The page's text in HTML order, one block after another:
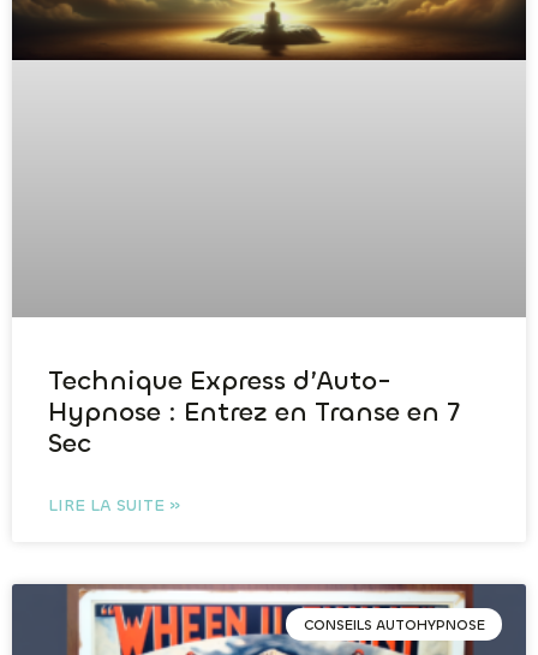
Technique Express d’Auto-
Hypnose : Entrez en Transe en 7
Sec
LIRE LA SUITE »
CONSEILS AUTOHYPNOSE